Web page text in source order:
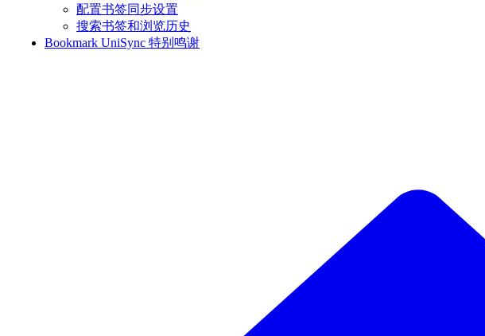
配置书签同步设置
搜索书签和浏览历史
Bookmark UniSync 特别鸣谢